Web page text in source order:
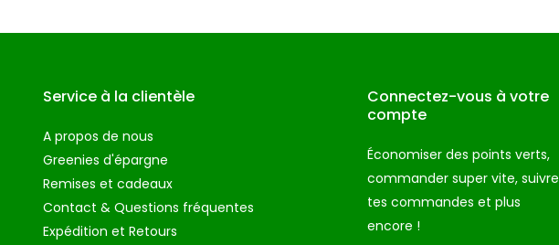
Service à la clientèle
A propos de nous
Greenies d'épargne
Remises et cadeaux
Contact & Questions fréquentes
Expédition et Retours
Connectez-vous à votre
compte
Économiser des points verts,
commander super vite, suivre
tes commandes et plus
encore !